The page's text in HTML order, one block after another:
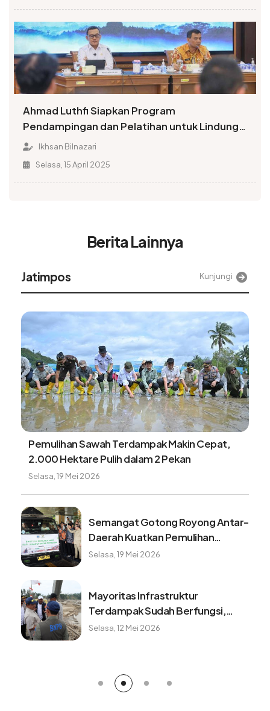
Ahmad Luthfi Siapkan Program
Pendampingan dan Pelatihan untuk Lindungi
Pekerja Migran Asal Jateng
Ikhsan Bilnazari
Selasa, 15 April 2025
Berita Lainnya
Jatimpos Kunjungi
Pemulihan Sawah Terdampak Makin Cepat,
2.000 Hektare Pulih dalam 2 Pekan
Selasa, 19 Mei 2026
Semangat Gotong Royong Antar-
Daerah Kuatkan Pemulihan
Pascabencana Sumatera
Selasa, 19 Mei 2026
Mayoritas Infrastruktur
Terdampak Sudah Berfungsi,
Konektivitas dan Logistik
Selasa, 12 Mei 2026